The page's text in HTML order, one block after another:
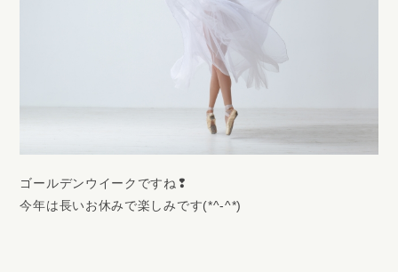
ゴールデンウイークですね❢
今年は長いお休みで楽しみです(*^-^*)